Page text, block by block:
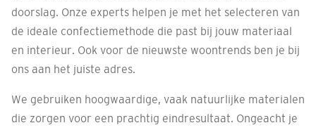
doorslag. Onze experts helpen je met het selecteren van
de ideale confectiemethode die past bij jouw materiaal
en interieur. Ook voor de nieuwste woontrends ben je bij
ons aan het juiste adres.
We gebruiken hoogwaardige, vaak natuurlijke materialen
die zorgen voor een prachtig eindresultaat. Ongeacht je